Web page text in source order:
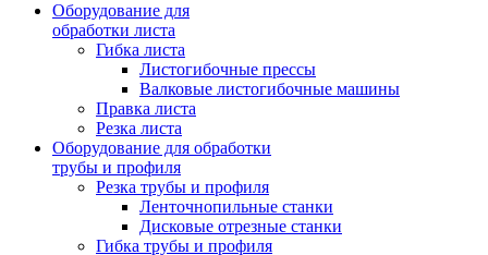
Оборудование для
обработки листа
Гибка листа
Листогибочные прессы
Валковые листогибочные машины
Правка листа
Резка листа
Оборудование для обработки
трубы и профиля
Резка трубы и профиля
Ленточнопильные станки
Дисковые отрезные станки
Гибка трубы и профиля